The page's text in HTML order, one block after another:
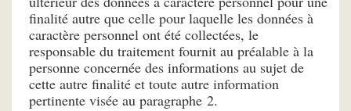
finalité autre que celle pour laquelle les données à
caractère personnel ont été collectées, le
responsable du traitement fournit au préalable à la
personne concernée des informations au sujet de
cette autre finalité et toute autre information
pertinente visée au paragraphe 2.